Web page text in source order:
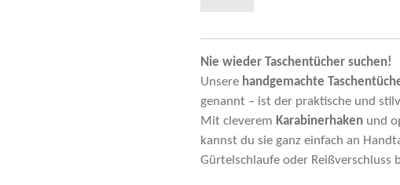
Nie wieder Taschentücher suchen!
Unsere handgemachte
genannt – ist der praktische und
Mit cleverem Karabinerhaken und
kannst du sie ganz einfach an
Gürtelschlaufe oder Reißverschluss